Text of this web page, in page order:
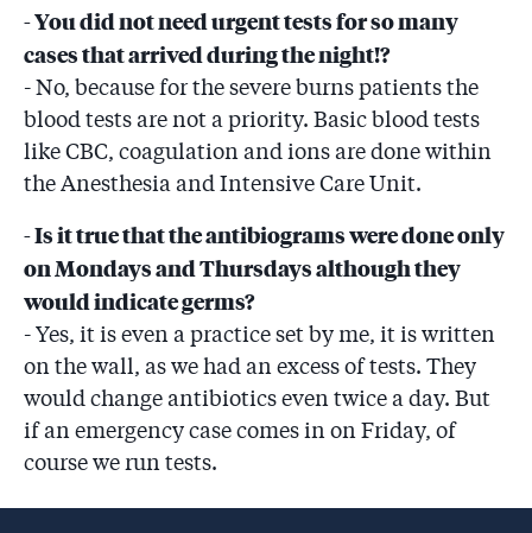
- You did not need urgent tests for so many
cases that arrived during the night!?
- No, because for the severe burns patients the
blood tests are not a priority. Basic blood tests
like CBC, coagulation and ions are done within
the Anesthesia and Intensive Care Unit.
- Is it true that the antibiograms were done only
on Mondays and Thursdays although they
would indicate germs?
- Yes, it is even a practice set by me, it is written
on the wall, as we had an excess of tests. They
would change antibiotics even twice a day. But
if an emergency case comes in on Friday, of
course we run tests.